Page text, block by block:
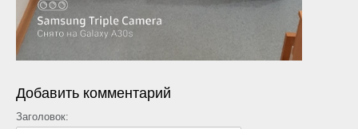
Добавить комментарий
Заголовок: